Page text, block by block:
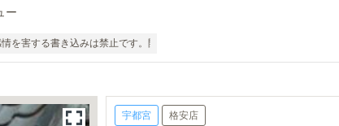
ー
する書き込みは禁止です。開示請求の対象にもなりえますのでおやめくださ
宇都宮 格安店